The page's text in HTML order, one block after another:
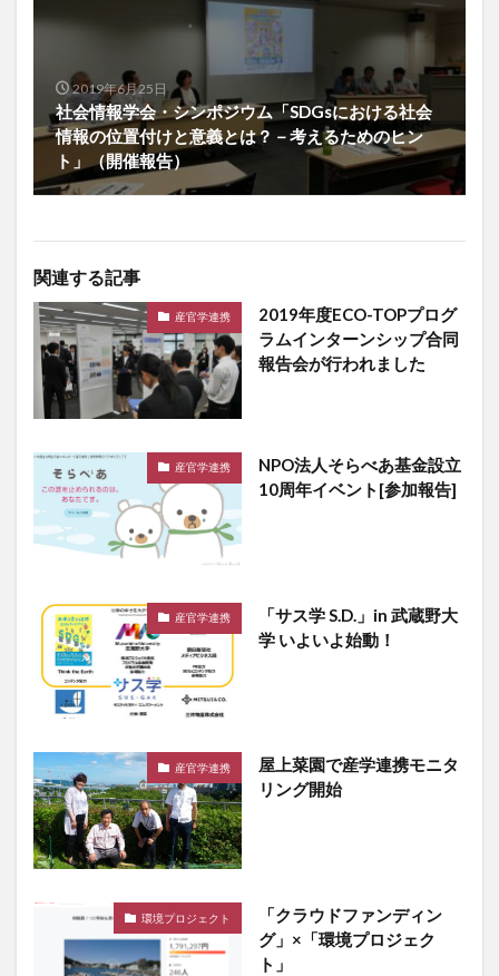
2019年6月25日
社会情報学会・シンポジウム「SDGsにおける社会
情報の位置付けと意義とは？－考えるためのヒン
ト」（開催報告）
関連する記事
産官学連携
2019年度ECO-TOPプログ
ラムインターンシップ合同
報告会が行われました
産官学連携
NPO法人そらべあ基金設立
10周年イベント[参加報告]
産官学連携
「サス学 S.D.」in 武蔵野大
学 いよいよ始動！
産官学連携
屋上菜園で産学連携モニタ
リング開始
環境プロジェクト
「クラウドファンディン
グ」×「環境プロジェク
ト」